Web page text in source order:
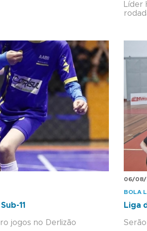
Líder
11
jogos no Derlizão
06/08/
BOLA
Liga